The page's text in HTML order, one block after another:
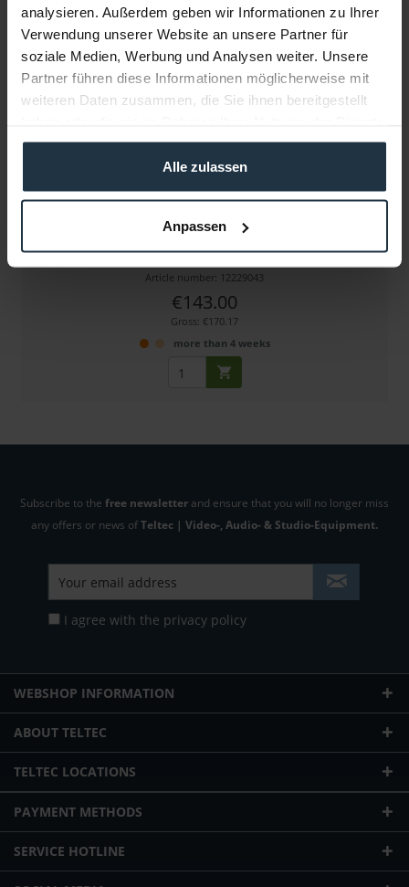
analysieren. Außerdem geben wir Informationen zu Ihrer
Verwendung unserer Website an unsere Partner für
soziale Medien, Werbung und Analysen weiter. Unsere
Partner führen diese Informationen möglicherweise mit
weiteren Daten zusammen, die Sie ihnen bereitgestellt
gesammelt haben.
Alle zulassen
Anpassen
More articles from +++ Chris James +++ look at
Chris James CJ 218
1/8 CTB Filterfolie, Rolle 7.62 x 1.22 m
Article number: 12229043
€143.00
Gross: €170.17
more than 4 weeks
Subscribe to the free newsletter and ensure that you will no longer miss
any offers or news ofTeltec | Video-, Audio- & Studio-Equipment.
I agree with the privacy policy
WEBSHOP INFORMATION
ABOUT TELTEC
TELTEC LOCATIONS
PAYMENT METHODS
SERVICE HOTLINE